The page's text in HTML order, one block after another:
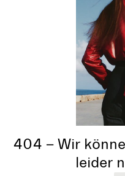
404 – Wir
leider